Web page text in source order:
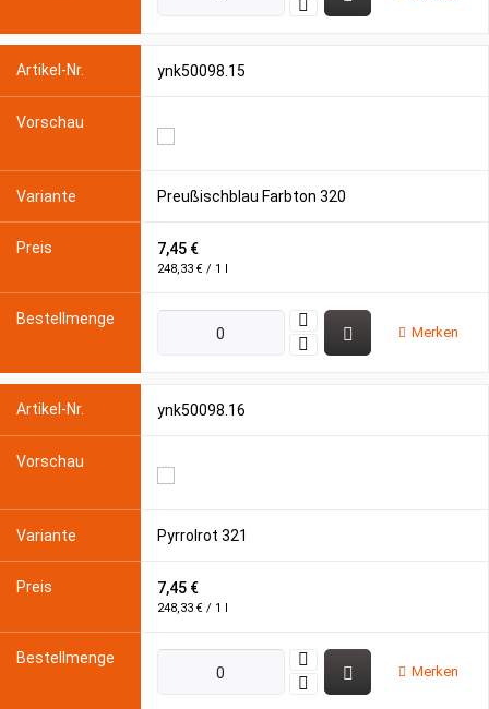
ynk50098.15
Preußischblau Farbton 320
7,45 €
248,33 € / 1 l
Merken
ynk50098.16
Pyrrolrot 321
7,45 €
248,33 € / 1 l
Merken